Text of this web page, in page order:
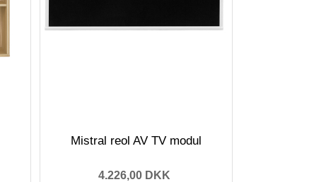
Mistral reol AV TV modul
4.226,00 DKK